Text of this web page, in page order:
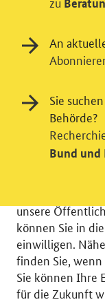
© 2026
RSS
Videodienst
Wir bitten Sie
verschiedene
unsere
können Sie in
einwilligen.
finden Sie,
Sie können Ihre
für die Zukunft
An
Sie
Behörde?
Bund und